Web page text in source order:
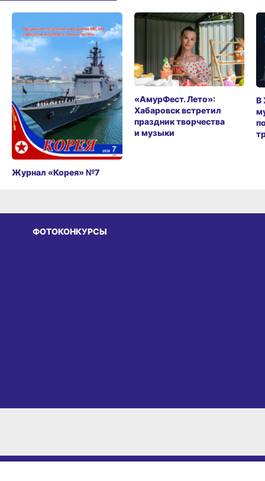
Журнал «Корея» №7
«АмурФест. Лето»:
Хабаровск встретил
праздник творчества
и музыки
В
ФОТОКОНКУРСЫ